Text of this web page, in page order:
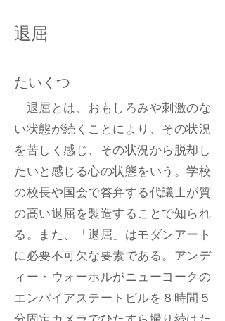
退屈
たいくつ
退屈とは、おもしろみや刺激のな
い状態が続くことにより、その状況
を苦しく感じ、その状況から脱却し
たいと感じる心の状態をいう。学校
の校長や国会で答弁する代議士が質
の高い退屈を製造することで知られ
る。また、「退屈」はモダンアート
に必要不可欠な要素である。アンデ
ィー・ウォーホルがニューヨークの
エンパイアステートビルを８時間５